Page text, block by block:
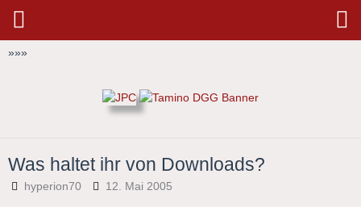
»»»
Was haltet ihr von Downloads?
hyperion70 12. Mai 2005